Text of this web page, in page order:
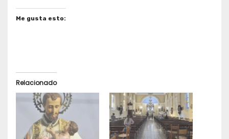
Me gusta esto:
Relacionado